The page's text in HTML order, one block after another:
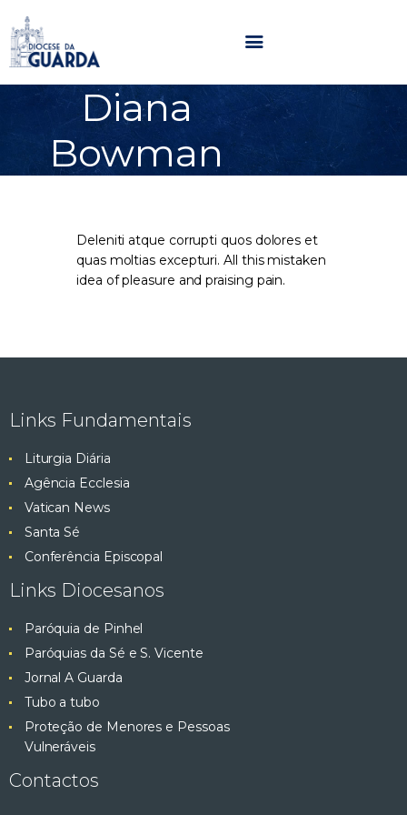
Diana
Bowman
HOME
DIOCESE
SECRETARIADOS
NOTÍCIAS
AGENDA
MULTIMÉDIA
Deleniti atque corrupti quos dolores et
quas moltias excepturi. All this mistaken
idea of pleasure and praising pain.
Links Fundamentais
Liturgia Diária
Agência Ecclesia
Vatican News
Santa Sé
Conferência Episcopal
Links Diocesanos
Paróquia de Pinhel
Paróquias da Sé e S. Vicente
Jornal A Guarda
Tubo a tubo
Proteção de Menores e Pessoas
Vulneráveis
Contactos